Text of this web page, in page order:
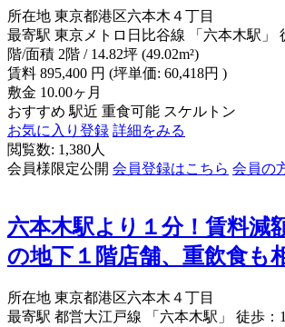
所在地 東京都港区六本木４丁目
最寄駅 東京メトロ日比谷線 「六本木駅」
階/面積 2階 / 14.82坪 (49.02m²)
賃料 895,400 円 (坪単価: 60,418円 )
敷金 10.00ヶ月
おすすめ 駅近 重食可能 スケルトン
お気に入り登録 詳細をみる
閲覧数: 1,380人
会員様限定公開 会員登録はこちら 会員の
六本木駅より１分！賃料減
の地下１階店舗、重飲食も
所在地 東京都港区六本木４丁目
最寄駅 都営大江戸線 「六本木駅」 徒歩：